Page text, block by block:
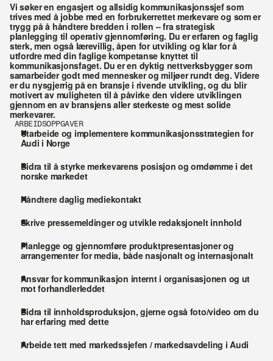
Vi søker en engasjert og allsidig kommunikasjonssjef som
trives med å jobbe med en forbrukerrettet merkevare og som er
trygg på å håndtere bredden i rollen – fra strategisk
planlegging til operativ gjennomføring. Du er erfaren og faglig
sterk, men også lærevillig, åpen for utvikling og klar for å
utfordre med din faglige kompetanse knyttet til
kommunikasjonsfaget. Du er en dyktig nettverksbygger som
samarbeider godt med mennesker og miljøer rundt deg. Videre
er du nysgjerrig på en bransje i rivende utvikling, og du blir
motivert av muligheten til å påvirke den videre utviklingen
gjennom en av bransjens aller sterkeste og mest solide
merkevarer.
ARBEIDSOPPGAVER
Utarbeide og implementere kommunikasjonsstrategien for
Audi i Norge
Bidra til å styrke merkevarens posisjon og omdømme i det
norske markedet
Håndtere daglig mediekontakt
Skrive pressemeldinger og utvikle redaksjonelt innhold
Planlegge og gjennomføre produktpresentasjoner og
arrangementer for media, både nasjonalt og internasjonalt
Ansvar for kommunikasjon internt i organisasjonen og ut
mot forhandlerleddet
Bidra til innholdsproduksjon, gjerne også foto/video om du
har erfaring med dette
Arbeide tett med markedssjefen / markedsavdeling i Audi